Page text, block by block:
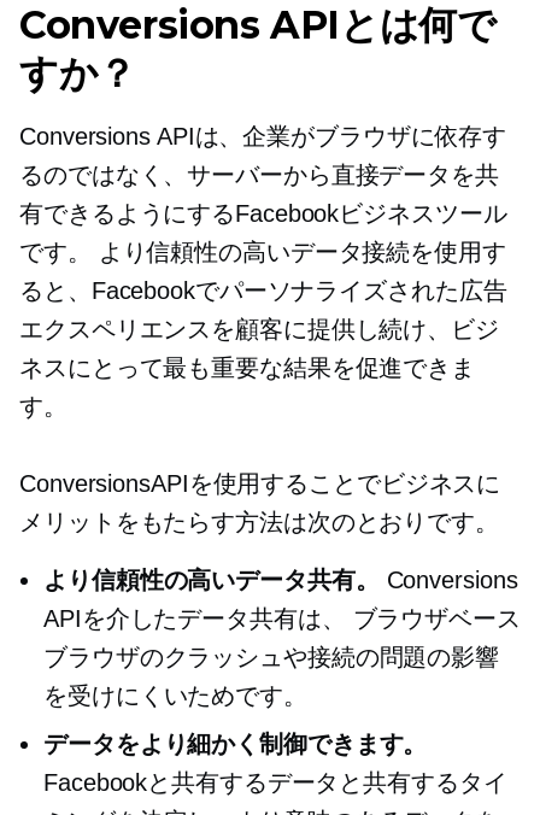
Conversions APIとは何で
すか？
Conversions APIは、企業がブラウザに依存す
るのではなく、サーバーから直接データを共
有できるようにするFacebookビジネスツール
です。 より信頼性の高いデータ接続を使用す
ると、Facebookでパーソナライズされた広告
エクスペリエンスを顧客に提供し続け、ビジ
ネスにとって最も重要な結果を促進できま
す。
ConversionsAPIを使用することでビジネスに
メリットをもたらす方法は次のとおりです。
より信頼性の高いデータ共有。
Conversions
APIを介したデータ共有は、 ブラウザベース
ブラウザのクラッシュや接続の問題の影響
を受けにくいためです。
データをより細かく制御できます。
Facebookと共有するデータと共有するタイ